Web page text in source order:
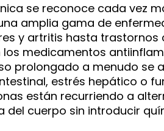
se reconoce cada vez
amplia gama de
y artritis hasta trastornos
los medicamentos
prolongado a menudo se
estrés hepático o
están recurriendo a
del cuerpo sin introducir